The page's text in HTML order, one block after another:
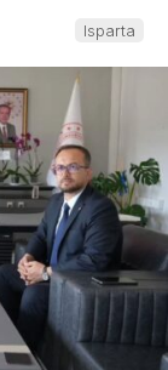
Isparta